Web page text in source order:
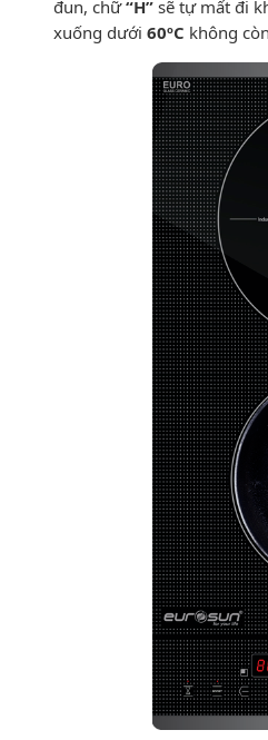
đun, chữ“H” sẽ tự mất đi
xuống dưới 60ºC không